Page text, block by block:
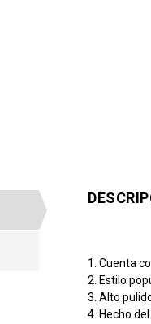
1. Cuenta
2. Estilo
3. Alto
4. Hecho